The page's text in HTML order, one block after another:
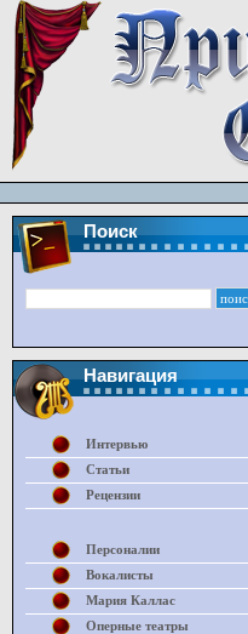
Поиск
Навигация
Интервью
Статьи
Рецензии
Персоналии
Вокалисты
Мария Каллас
Оперные театры